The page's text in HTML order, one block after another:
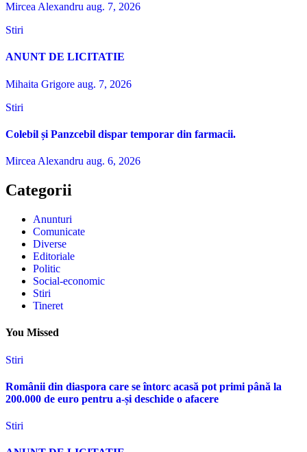
Mircea Alexandru aug. 7, 2026
Stiri
ANUNT DE LICITATIE
Mihaita Grigore aug. 7, 2026
Stiri
Colebil și Panzcebil dispar temporar din farmacii.
Mircea Alexandru aug. 6, 2026
Categorii
Anunturi
Comunicate
Diverse
Editoriale
Politic
Social-economic
Stiri
Tineret
You Missed
Stiri
Românii din diaspora care se întorc acasă pot primi până la
200.000 de euro pentru a-și deschide o afacere
Stiri